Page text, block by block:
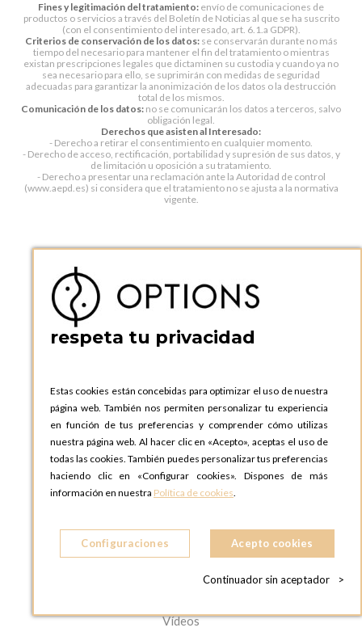
Fines y legitimación del tratamiento: envío de comunicaciones de
productos o servicios a través del Boletín de Noticias al que se ha suscrito
(con el consentimiento del interesado, art. 6.1.a GDPR).
Criterios de conservación de los datos:se conservarán durante no más
tiempo del necesario para mantener el fin del tratamiento o mientras
existan prescripciones legales que dictaminen su custodia y cuando ya no
sea necesario para ello, se suprimirán con medidas de seguridad
adecuadas para garantizar la anonimización de los datos o la destrucción
total de los mismos.
Comunicación de los datos: no se comunicarán los datos a terceros, salvo
obligación legal.
Derechos que asisten al Interesado:
- Derecho a retirar el consentimiento en cualquier momento.
- Derecho de acceso, rectificación, portabilidad y supresión de sus datos, y
de limitación u oposición a su tratamiento.
- Derecho a presentar una reclamación ante la Autoridad de control
(www.aepd.es) si considera que el tratamiento no se ajusta a la normativa
vigente.
ACERCA DE
Mapa web
Política de privacidad
Política de privacidad Redes
Sociales
LA EMPRESA
La empresa Options
Recursos Humanos
Las ofertas de trabajo
Desarrollo Sostenible
Vídeos
respeta tu privacidad
Estas cookies están concebidas para optimizar el uso de nuestra
página web. También nos permiten personalizar tu experiencia
en función de tus preferencias y comprender cómo utilizas
nuestra página web. Al hacer clic en «Acepto», aceptas el uso de
todas las cookies. También puedes personalizar tus preferencias
haciendo clic en «Configurar cookies». Dispones de más
información en nuestra Política de cookies.
Configuraciones Acepto cookies
Continuador sin aceptador >